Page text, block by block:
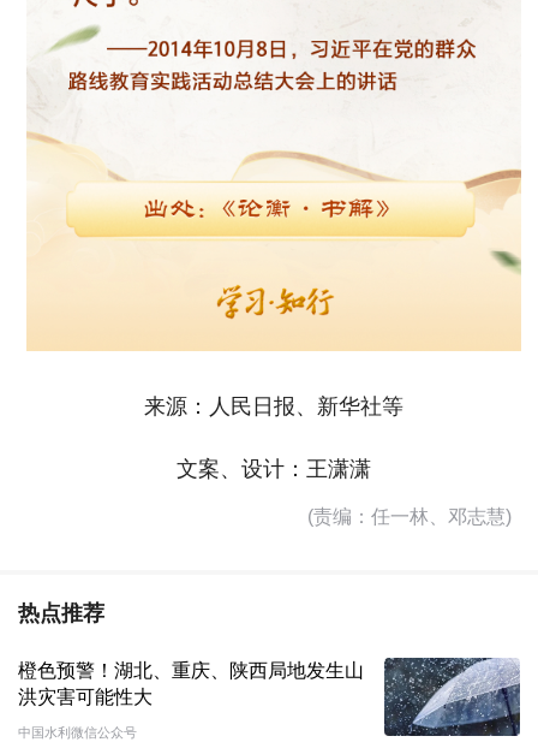
来源：人民日报、新华社等
文案、设计：王潇潇
(责编：任一林、邓志慧)
热点推荐
橙色预警！湖北、重庆、陕西局地发生山
洪灾害可能性大
中国水利微信公众号